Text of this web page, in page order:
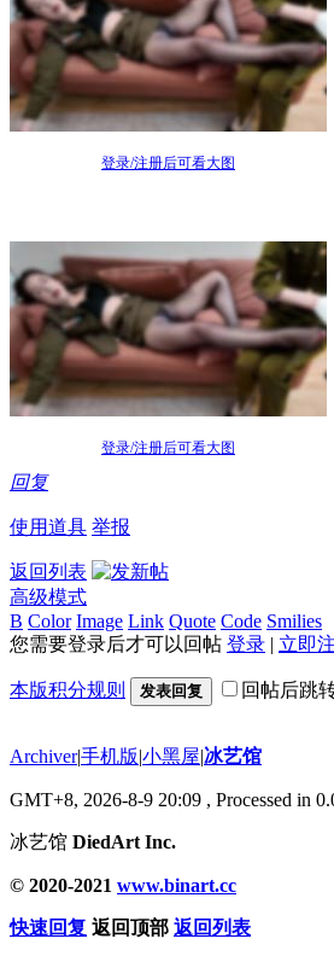
登录/注册后可看大图
登录/注册后可看大图
回复
使用道具 举报
返回列表
高级模式
B Color Image Link Quote Code Smilies
您需要登录后才可以回帖 登录 | 立即
本版积分规则 发表回复 回帖后跳
Archiver|手机版|小黑屋|冰艺馆
GMT+8, 2026-8-9 20:09 , Processed in
冰艺馆 DiedArt Inc.
© 2020-2021 www.binart.cc
快速回复 返回顶部 返回列表